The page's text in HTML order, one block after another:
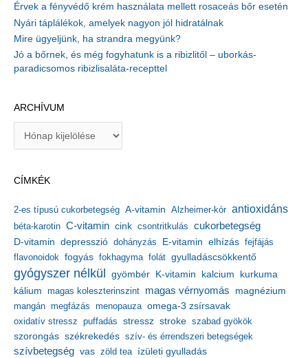
Érvek a fényvédő krém használata mellett rosaceás bőr esetén
Nyári táplálékok, amelyek nagyon jól hidratálnak
Mire ügyeljünk, ha strandra megyünk?
Jó a bőrnek, és még fogyhatunk is a ribizlitől – uborkás-
paradicsomos ribizlisaláta-recepttel
ARCHÍVUM
í
u
m
CÍMKÉK
2-es típusú cukorbetegség A-vitamin Alzheimer-kór antioxidáns
béta-karotin C-vitamin cink csontritkulás cukorbetegség
D-vitamin depresszió dohányzás E-vitamin elhízás fejfájás
flavonoidok fogyás fokhagyma folát gyulladáscsökkentő
gyógyszer nélkül gyömbér K-vitamin kalcium kurkuma
kálium magas koleszterinszint magas vérnyomás magnézium
mangán megfázás menopauza omega-3 zsírsavak
oxidatív stressz puffadás stressz stroke szabad gyökök
szorongás székrekedés szív- és érrendszeri betegségek
szívbetegség vas zöld tea ízületi gyulladás